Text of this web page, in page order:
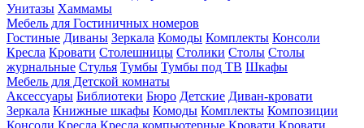
Унитазы Хаммамы
Мебель для Гостиничных номеров
Гостиные Диваны Зеркала Комоды Комплекты Консоли
Кресла Кровати Столешницы Столики Столы Столы
журнальные Стулья Тумбы Тумбы под ТВ Шкафы
Мебель для Детской комнаты
Аксессуары Библиотеки Бюро Детские Диван-кровати
Зеркала Книжные шкафы Комоды Комплекты Композиции
Консоли Кресла Кресла компьютерные Кровати Кровати